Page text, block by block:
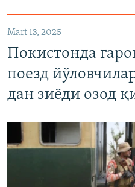
Mart 13, 2025
Покистонда
поезд
дан зиёди озод